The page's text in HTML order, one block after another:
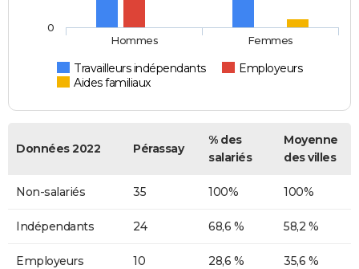
Travailleurs indépendants
Employeurs
Aides familiaux
Hommes Femmes
0
Données 2022 Pérassay
% des
salariés
Moyenne
des villes
Non-salariés 35 100% 100%
Indépendants 24 68,6 % 58,2 %
Employeurs 10 28,6 % 35,6 %